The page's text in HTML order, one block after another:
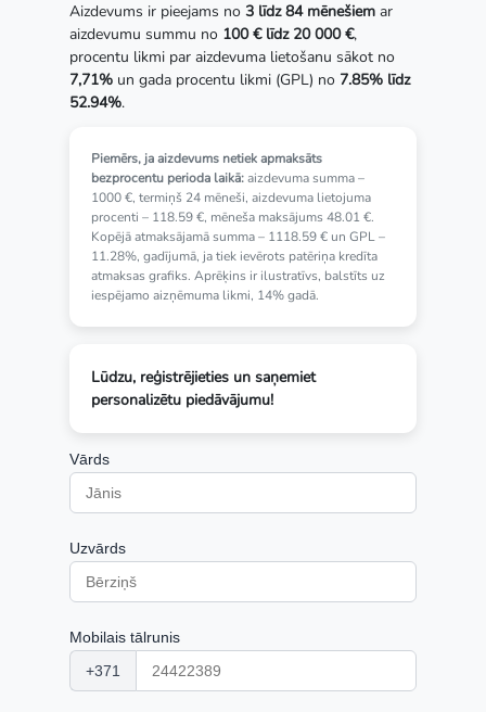
Aizdevums ir pieejams no 3 līdz 84 mēnešiem ar
aizdevumu summu no 100 € līdz 20 000 €,
procentu likmi par aizdevuma lietošanu sākot no
7,71% un gada procentu likmi (GPL) no 7.85% līdz
52.94%.
Piemērs, ja aizdevums netiek apmaksāts
bezprocentu perioda laikā:aizdevuma summa –
1000 €, termiņš 24 mēneši, aizdevuma lietojuma
procenti – 118.59 €, mēneša maksājums 48.01 €.
Kopējā atmaksājamā summa – 1118.59 € un GPL –
11.28%, gadījumā, ja tiek ievērots patēriņa kredīta
atmaksas grafiks. Aprēķins ir ilustratīvs, balstīts uz
iespējamo aizņēmuma likmi, 14% gadā.
Lūdzu, reģistrējieties un saņemiet
personalizētu piedāvājumu!
Vārds
Uzvārds
Mobilais tālrunis
+371